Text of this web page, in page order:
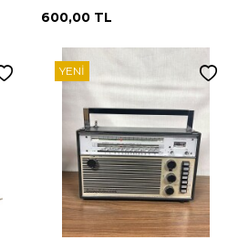
600,00 TL
YENI